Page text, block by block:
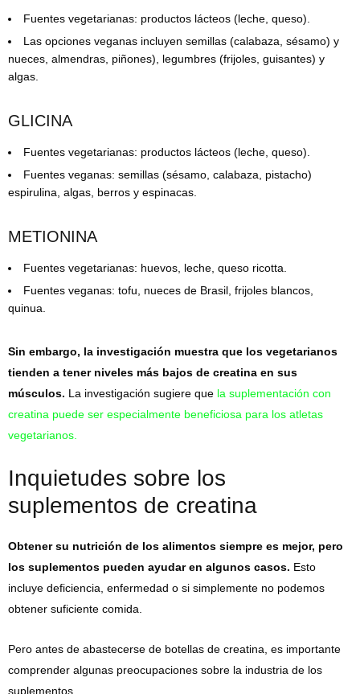
Fuentes vegetarianas: productos lácteos (leche, queso).
Las opciones veganas incluyen semillas (calabaza, sésamo) y
nueces, almendras, piñones), legumbres (frijoles, guisantes) y
algas.
GLICINA
Fuentes vegetarianas: productos lácteos (leche, queso).
Fuentes veganas: semillas (sésamo, calabaza, pistacho)
espirulina, algas, berros y espinacas.
METIONINA
Fuentes vegetarianas: huevos, leche, queso ricotta.
Fuentes veganas: tofu, nueces de Brasil, frijoles blancos,
quinua.
Sin embargo, la investigación muestra que los vegetarianos
tienden a tener niveles más bajos de creatina en sus
músculos. La investigación sugiere que la suplementación con
creatina puede ser especialmente beneficiosa para los atletas
vegetarianos.
Inquietudes sobre los
suplementos de creatina
Obtener su nutrición de los alimentos siempre es mejor, pero
los suplementos pueden ayudar en algunos casos. Esto
incluye deficiencia, enfermedad o si simplemente no podemos
obtener suficiente comida.
Pero antes de abastecerse de botellas de creatina, es importante
comprender algunas preocupaciones sobre la industria de los
suplementos.